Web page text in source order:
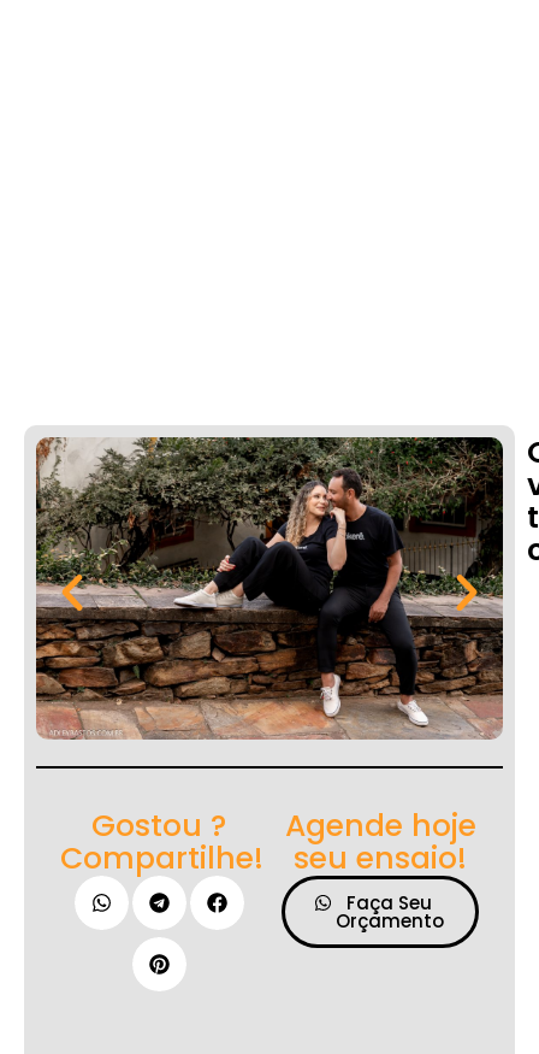
Gostou ?
Compartilhe!
Agende hoje
seu ensaio!
Faça Seu
Orçamento